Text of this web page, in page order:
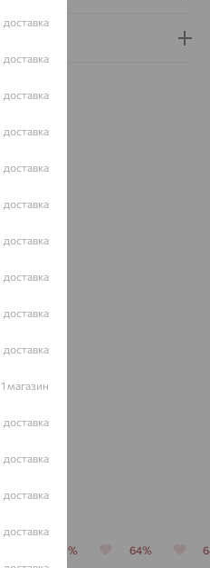
70% 64%
доставка
доставка
доставка
доставка
доставка
доставка
доставка
доставка
доставка
доставка
1 магазин
доставка
доставка
доставка
доставка